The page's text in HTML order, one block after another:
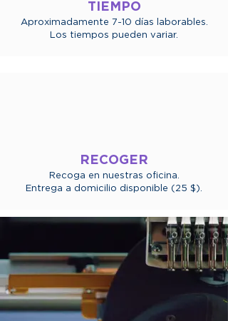
TIEMPO
Aproximadamente 7-10 días laborables.
Los tiempos pueden variar.
RECOGER
Recoga en nuestras oficina.
Entrega a domicilio disponible (25 $).